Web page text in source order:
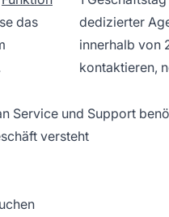
das
dedizierter
innerhalb von
kontaktieren,
und Support
versteht